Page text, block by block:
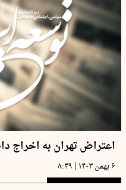
اعتراض تهران به اخراج
۶ بهمن ۱۴۰۳ | ۸:۴۹